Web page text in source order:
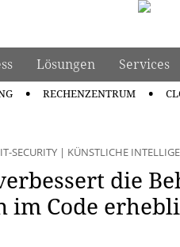
Lösungen Services
RECHENZENTRUM
IT-SECURITY| KÜNSTLICHE
die
im Code